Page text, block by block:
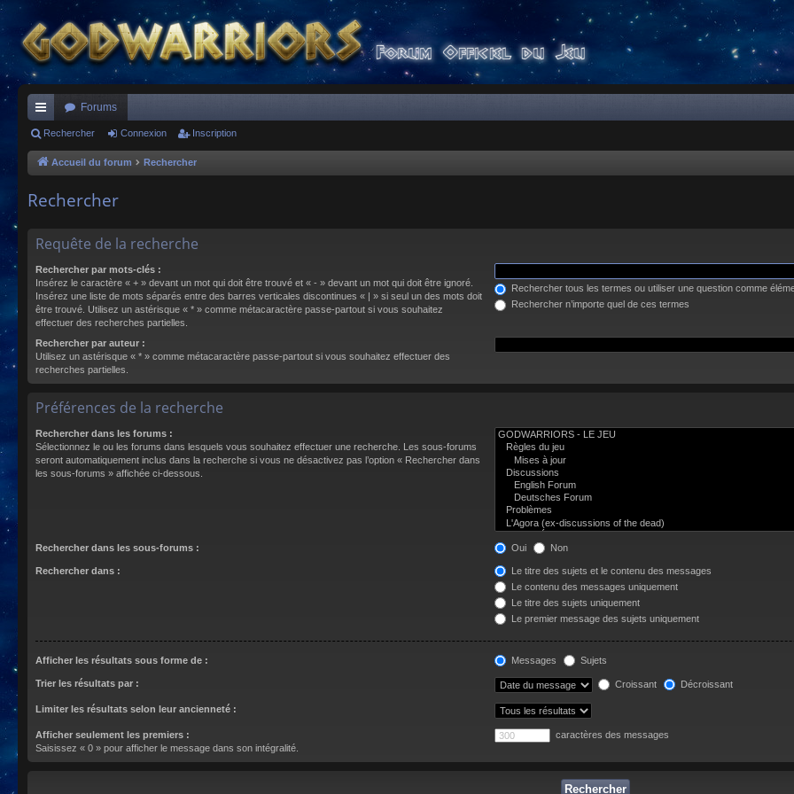
ac
co
s
Forums
Rechercher Connexion Inscription
Accueil du forum Rechercher
Rechercher
Requête de la recherche
Rechercher par mots-clés :
Insérez le caractère « + » devant un mot qui doit être trouvé et « - » devant un mot qui doit être ignoré.
Insérez une liste de mots séparés entre des barres verticales discontinues « | » si seul un des mots doit
être trouvé. Utilisez un astérisque « * » comme métacaractère passe-partout si vous souhaitez
effectuer des recherches partielles.
Rechercher tous les termes ou utiliser une question comme
Rechercher n’importe quel de ces termes
Rechercher par auteur :
Utilisez un astérisque « * » comme métacaractère passe-partout si vous souhaitez effectuer des
recherches partielles.
Préférences de la recherche
Rechercher dans les forums :
Sélectionnez le ou les forums dans lesquels vous souhaitez effectuer une recherche. Les sous-forums
seront automatiquement inclus dans la recherche si vous ne désactivez pas l’option « Rechercher dans
les sous-forums » affichée ci-dessous.
Rechercher dans les sous-forums : Oui Non
Rechercher dans :
Le titre des sujets et le contenu des messages
Le contenu des messages uniquement
Le titre des sujets uniquement
Le premier message des sujets uniquement
Afficher les résultats sous forme de : Messages Sujets
Trier les résultats par : Croissant Décroissant
Limiter les résultats selon leur ancienneté :
Afficher seulement les premiers :
Saisissez « 0 » pour afficher le message dans son intégralité.
caractères des messages